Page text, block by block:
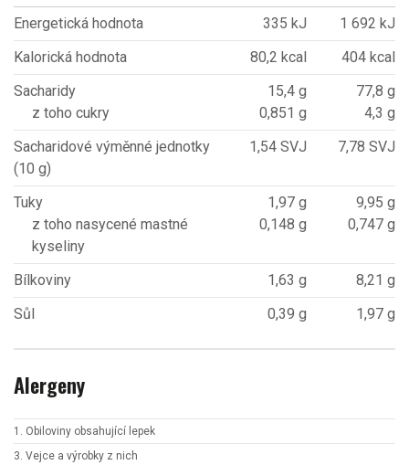
Energetická hodnota
335 kJ
1 692 kJ
Kalorická hodnota
80,2 kcal
404 kcal
Sacharidy
z toho cukry
15,4 g
0,851 g
77,8 g
4,3 g
Sacharidové výměnné jednotky
(10 g)
1,54 SVJ 7,78 SVJ
Tuky
z toho nasycené mastné
kyseliny
1,97 g
0,148 g
9,95 g
0,747 g
Bílkoviny 1,63 g
8,21 g
Sůl
0,39 g 1,97 g
Alergeny
1. Obiloviny obsahující lepek
3. Vejce a výrobky z nich